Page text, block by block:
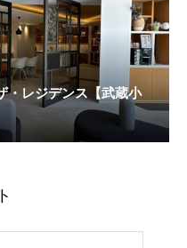
・レジデンス【武蔵小